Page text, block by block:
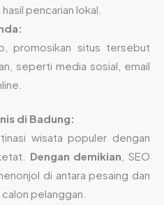
pencarian lokal.
promosikan situs tersebut
seperti media sosial, email
di Badung:
wisata populer dengan
Dengan demikian , SEO
di antara pesaing dan
pelanggan.